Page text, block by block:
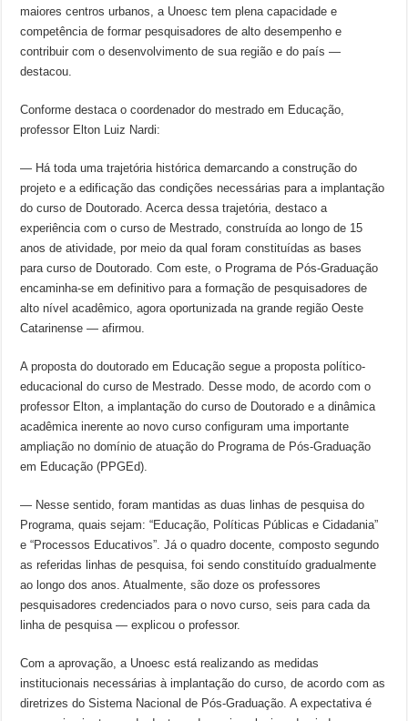
maiores centros urbanos, a Unoesc tem plena capacidade e
competência de formar pesquisadores de alto desempenho e
contribuir com o desenvolvimento de sua região e do país —
destacou.
Conforme destaca o coordenador do mestrado em Educação,
professor Elton Luiz Nardi:
— Há toda uma trajetória histórica demarcando a construção do
projeto e a edificação das condições necessárias para a implantação
do curso de Doutorado. Acerca dessa trajetória, destaco a
experiência com o curso de Mestrado, construída ao longo de 15
anos de atividade, por meio da qual foram constituídas as bases
para curso de Doutorado. Com este, o Programa de Pós-Graduação
encaminha-se em definitivo para a formação de pesquisadores de
alto nível acadêmico, agora oportunizada na grande região Oeste
Catarinense — afirmou.
A proposta do doutorado em Educação segue a proposta político-
educacional do curso de Mestrado. Desse modo, de acordo com o
professor Elton, a implantação do curso de Doutorado e a dinâmica
acadêmica inerente ao novo curso configuram uma importante
ampliação no domínio de atuação do Programa de Pós-Graduação
em Educação (PPGEd).
— Nesse sentido, foram mantidas as duas linhas de pesquisa do
Programa, quais sejam: “Educação, Políticas Públicas e Cidadania”
e “Processos Educativos”. Já o quadro docente, composto segundo
as referidas linhas de pesquisa, foi sendo constituído gradualmente
ao longo dos anos. Atualmente, são doze os professores
pesquisadores credenciados para o novo curso, seis para cada da
linha de pesquisa — explicou o professor.
Com a aprovação, a Unoesc está realizando as medidas
institucionais necessárias à implantação do curso, de acordo com as
diretrizes do Sistema Nacional de Pós-Graduação. A expectativa é